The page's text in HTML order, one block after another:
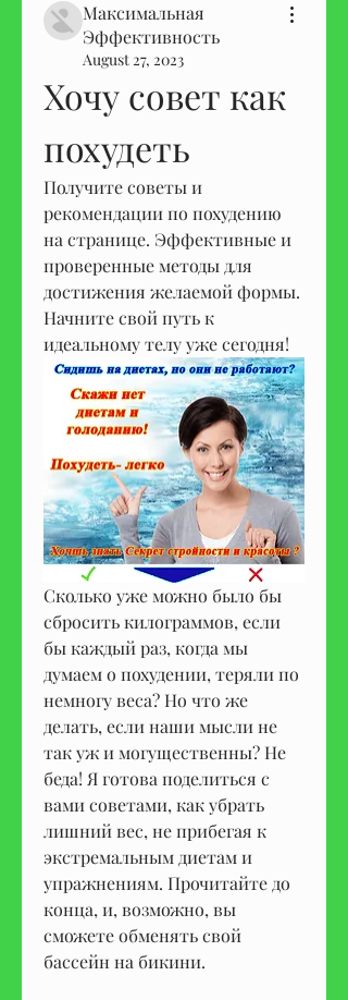
Максимальная
Эффективность
August 27, 2023
Хочу совет как
похудеть
Получите советы и
рекомендации по похудению
на странице. Эффективные и
проверенные методы для
достижения желаемой формы.
Начните свой путь к
идеальному телу уже сегодня!
Сколько уже можно было бы
сбросить килограммов, если
бы каждый раз, когда мы
думаем о похудении, теряли по
немногу веса? Но что же
делать, если наши мысли не
так уж и могущественны? Не
беда! Я готова поделиться с
вами советами, как убрать
лишний вес, не прибегая к
экстремальным диетам и
упражнениям. Прочитайте до
конца, и, возможно, вы
сможете обменять свой
бассейн на бикини.